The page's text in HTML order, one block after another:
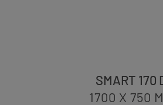
SMART 170
1700 X 750